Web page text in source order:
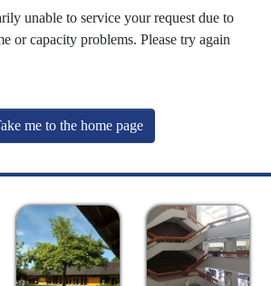
unable to service your request due to
or capacity problems. Please try again
me to the home page